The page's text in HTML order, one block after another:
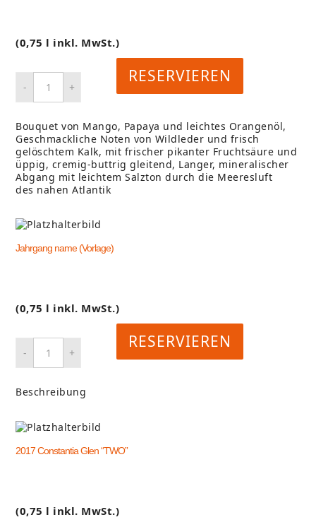
(0,75 l inkl. MwSt.)
RESERVIEREN
Bouquet von Mango, Papaya und leichtes Orangenöl,
Geschmackliche Noten von Wildleder und frisch
gelöschtem Kalk, mit frischer pikanter Fruchtsäure und
üppig, cremig-buttrig gleitend, Langer, mineralischer
Abgang mit leichtem Salzton durch die Meeresluft
des nahen Atlantik
Jahrgang name (Vorlage)
(0,75 l inkl. MwSt.)
RESERVIEREN
Beschreibung
2017 Constantia Glen “TWO”
(0,75 l inkl. MwSt.)